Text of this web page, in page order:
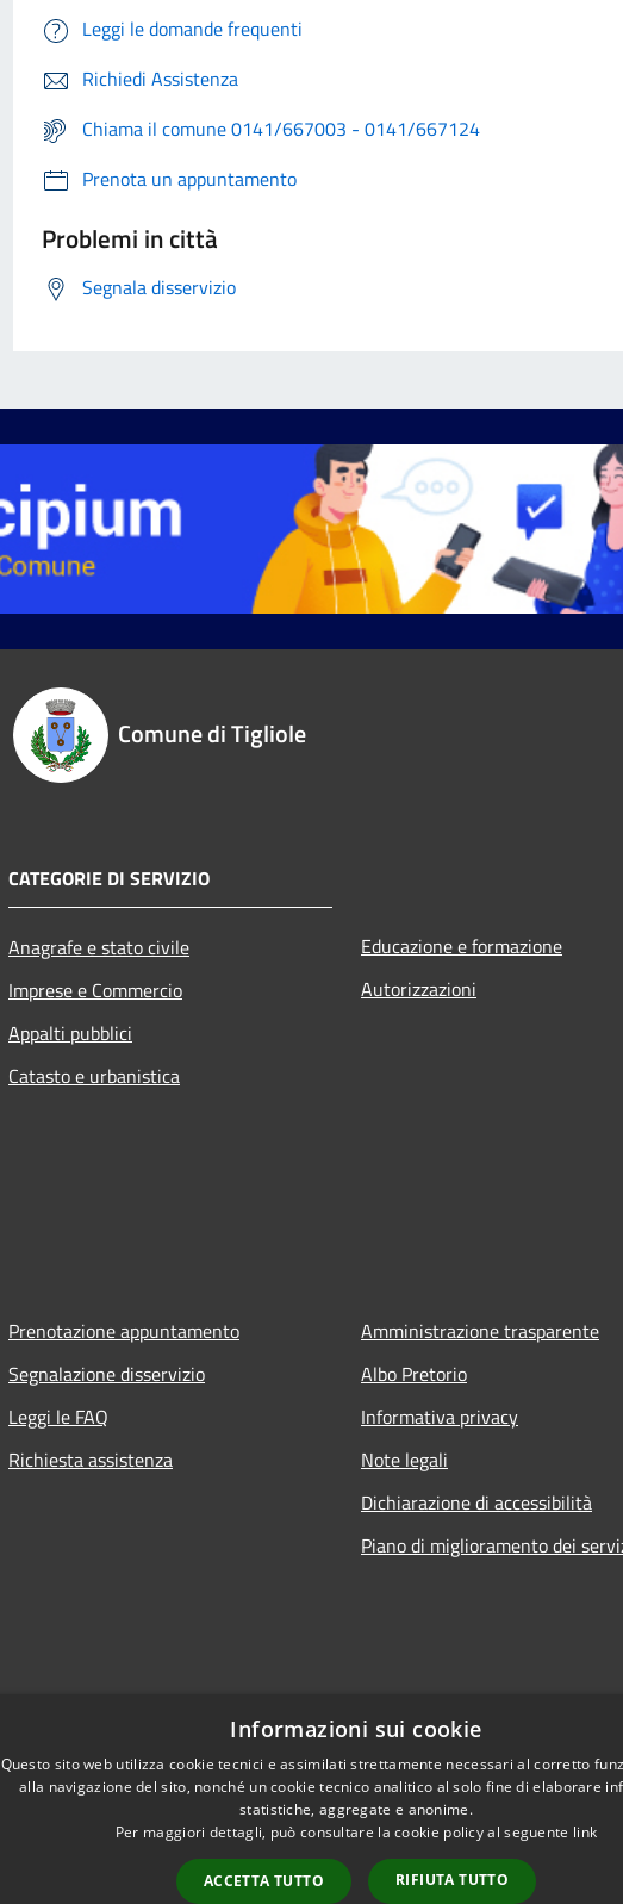
Leggi le domande frequenti
Richiedi Assistenza
Chiama il comune 0141/667003 - 0141/667124
Prenota un appuntamento
Problemi in città
Segnala disservizio
Comune di Tigliole
CATEGORIE DI SERVIZIO
Anagrafe e stato civile
Imprese e Commercio
Appalti pubblici
Catasto e urbanistica
Educazione e formazione
Autorizzazioni
Prenotazione appuntamento
Segnalazione disservizio
Leggi le FAQ
Richiesta assistenza
Amministrazione trasparente
Albo Pretorio
Informativa privacy
Note legali
Dichiarazione di accessibilità
Piano di miglioramento dei
Mappa del sito
Informazioni sui cookie
Questo sito web utilizza cookie tecnici e assimilati strettamente necessari al corretto
alla navigazione del sito, nonché un cookie tecnico analitico al solo fine di elaborare
statistiche, aggregate e anonime.
Per maggiori dettagli, può consultare la cookie policy al seguente link
ACCETTA TUTTO RIFIUTA TUTTO